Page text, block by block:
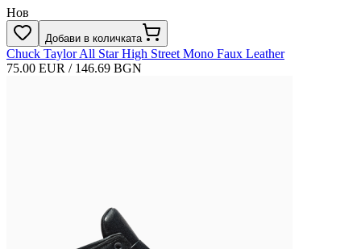
Нов
Добави в количката
Chuck Taylor All Star High Street Mono Faux Leather
75.00 EUR / 146.69 BGN